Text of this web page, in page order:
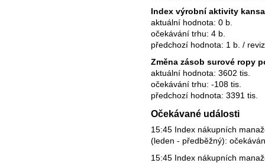
Index výrobní aktivity
aktuální hodnota: 0 b.
očekávání trhu: 4 b.
předchozí hodnota: 1 b. /
Změna zásob surové ropy
aktuální hodnota: 3602 tis.
očekávání trhu: -108 tis.
předchozí hodnota: 3391 tis.
Očekávané události
15:45 Index nákupních
(leden - předběžný):
15:45 Index nákupních